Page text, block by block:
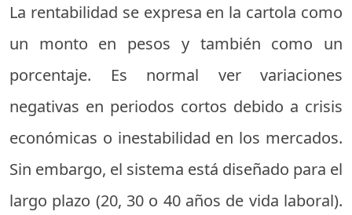
La rentabilidad se expresa en la cartola como
un monto en pesos y también como un
porcentaje. Es normal ver variaciones
negativas en periodos cortos debido a crisis
económicas o inestabilidad en los mercados.
Sin embargo, el sistema está diseñado para el
largo plazo (20, 30 o 40 años de vida laboral).